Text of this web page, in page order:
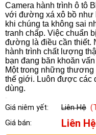
Camera hành trình ô tô
với đường xá xô bồ như
khi chúng ta không sai
tranh chấp. Việc chuẩn
đường là điều cần thiết.
hành trình chất lượng
bạn đang băn khoăn
Một trong những
thế giới. Luôn được các
dùng.
Giá niêm yết: Liên Hệ
Giá bán:
Liên Hệ